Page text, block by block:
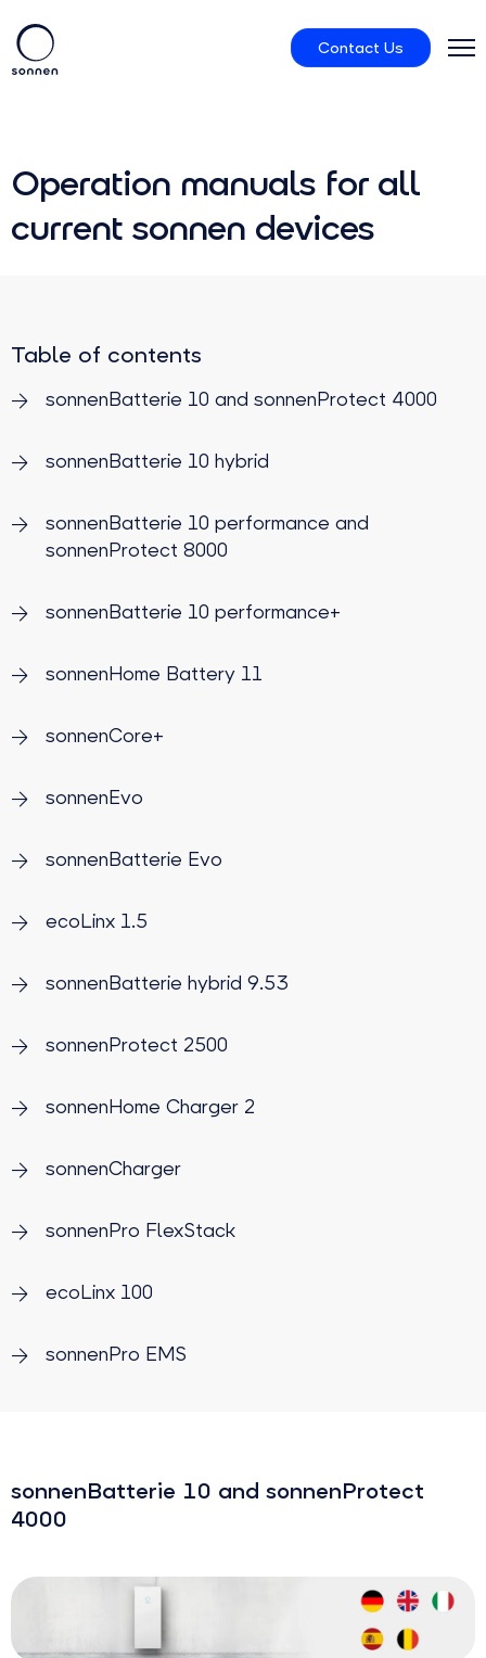
Contact Us
sonnenCommunity
Operation manuals for all
current sonnen devices
Table of contents
sonnenBatterie 10 and sonnenProtect 4000
sonnenBatterie 10 hybrid
sonnenBatterie 10 performance and
sonnenProtect 8000
sonnenBatterie 10 performance+
sonnenHome Battery 11
sonnenCore+
sonnenEvo
sonnenBatterie Evo
ecoLinx 1.5
sonnenBatterie hybrid 9.53
sonnenProtect 2500
sonnenHome Charger 2
sonnenCharger
sonnenPro FlexStack
ecoLinx 100
sonnenPro EMS
sonnenBatterie 10 and sonnenProtect
4000